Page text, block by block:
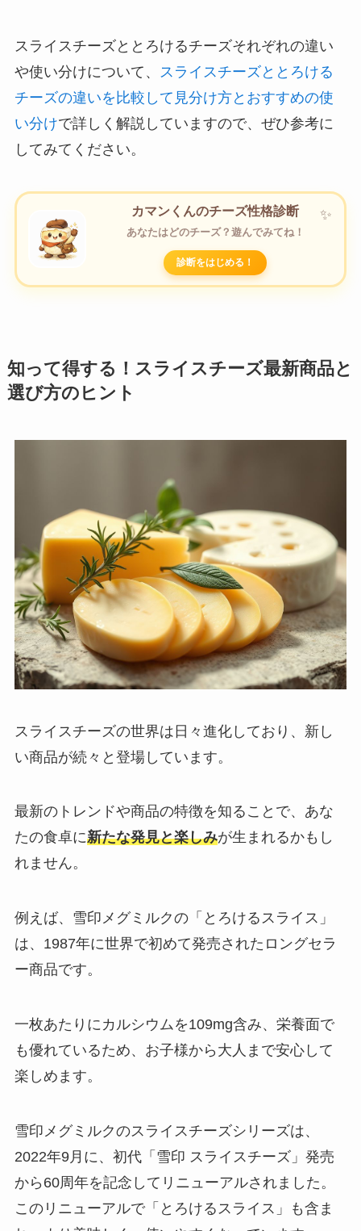
スライスチーズととろけるチーズそれぞれの違い
や使い分けについて、
スライスチーズととろける
チーズの違いを比較して見分け方とおすすめの使
い分けで詳しく解説していますので、ぜひ参考に
してみてください。
カマンくんのチーズ性格診断
あなたはどのチーズ？遊んでみてね！
診断をはじめる！
知って得する！スライスチーズ最新商品と
選び方のヒント
スライスチーズの世界は日々進化しており、新し
い商品が続々と登場しています。
最新のトレンドや商品の特徴を知ることで、あな
たの食卓に新たな発見と楽しみが生まれるかもし
れません。
例えば、雪印メグミルクの「とろけるスライス」
は、1987年に世界で初めて発売されたロングセラ
ー商品です。
一枚あたりにカルシウムを109mg含み、栄養面で
も優れているため、お子様から大人まで安心して
楽しめます。
雪印メグミルクのスライスチーズシリーズは、
2022年9月に、初代「雪印 スライスチーズ」発売
から60周年を記念してリニューアルされました。
このリニューアルで「とろけるスライス」も含ま